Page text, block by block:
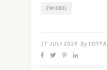
ZWIEBEL
17 JULI 2019 By EDYTA